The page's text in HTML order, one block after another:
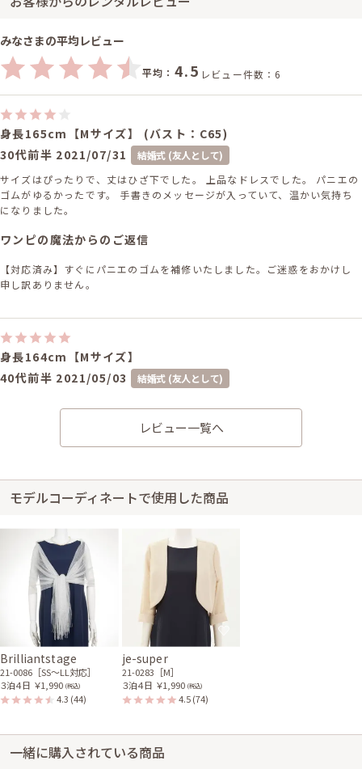
みなさまの平均レビュー
平均： 4.5 レビュー件数：6
身長165cm【Mサイズ】 (バスト：C65)
30代前半 2021/07/31
結婚式 (友人として)
サイズはぴったりで、丈はひざ下でした。 上品なドレスでした。 パニエの
ゴムがゆるかったです。 手書きのメッセージが入っていて、温かい気持ち
になりました。
ワンピの魔法からのご返信
【対応済み】すぐにパニエのゴムを補修いたしました。ご迷惑をおかけし
申し訳ありません。
身長164cm【Mサイズ】
40代前半 2021/05/03
結婚式 (友人として)
身長156cm【Mサイズ】 (バスト：D75)
サイズはぴったりで、丈はひざ下でした。 新品同様で気持ちが良かったの
と、動きやすさが楽でした。 あと飛行機で移動しての式だったので、ドレ
スをたたんで持って行って、荷物にならずに助かりました。
レンタル/購入した商品
ベージュのノーカラーボレ
ロ
21-0269
レビュー一覧へ
モデルコーディネートで使用した商品
Brilliantstage
21-0086［SS〜LL対応］
３泊４日 ￥1,990 (税込)
4.3 (44)
je-super
21-0283［M］
３泊４日 ￥1,990 (税込)
4.5(74)
一緒に購入されている商品